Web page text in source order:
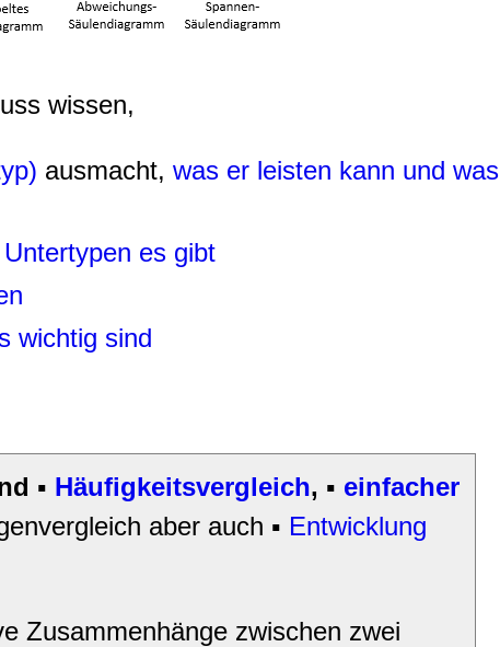
wissen,
ausmacht, was er leisten kann und was
es gibt
wichtig sind
▪ Häufigkeitsvergleich, ▪ einfacher
aber auch ▪ Entwicklung
Zusammenhänge zwischen zwei